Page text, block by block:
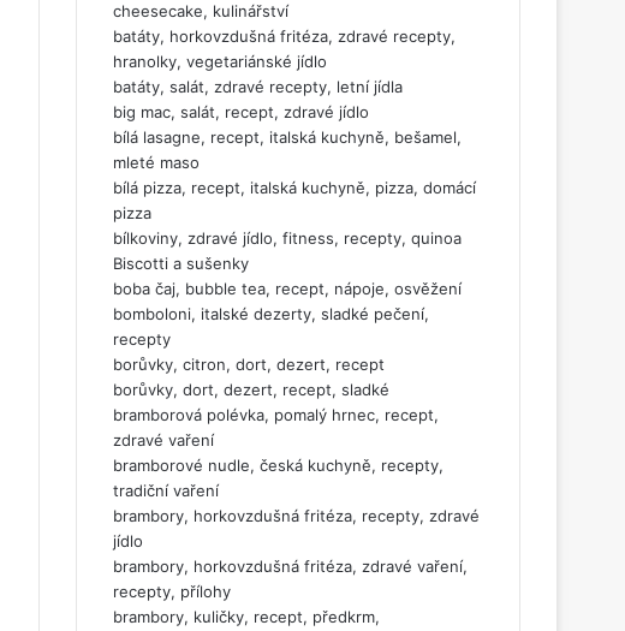
cheesecake, kulinářství
batáty, horkovzdušná fritéza, zdravé recepty,
hranolky, vegetariánské jídlo
batáty, salát, zdravé recepty, letní jídla
big mac, salát, recept, zdravé jídlo
bílá lasagne, recept, italská kuchyně, bešamel,
mleté maso
bílá pizza, recept, italská kuchyně, pizza, domácí
pizza
bílkoviny, zdravé jídlo, fitness, recepty, quinoa
Biscotti a sušenky
boba čaj, bubble tea, recept, nápoje, osvěžení
bomboloni, italské dezerty, sladké pečení,
recepty
borůvky, citron, dort, dezert, recept
borůvky, dort, dezert, recept, sladké
bramborová polévka, pomalý hrnec, recept,
zdravé vaření
bramborové nudle, česká kuchyně, recepty,
tradiční vaření
brambory, horkovzdušná fritéza, recepty, zdravé
jídlo
brambory, horkovzdušná fritéza, zdravé vaření,
recepty, přílohy
brambory, kuličky, recept, předkrm,